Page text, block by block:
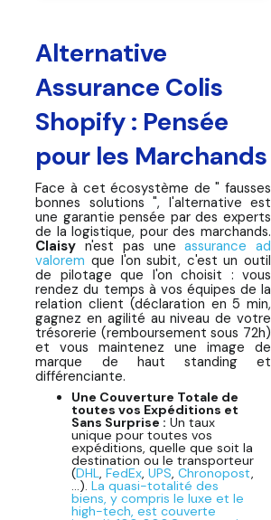
Alternative
Assurance Colis
Shopify : Pensée
pour les Marchands
Face à cet écosystème de " fausses
bonnes solutions ", l'alternative est
une garantie pensée pardes experts
de la logistique, pourdes marchands.
Claisy n'est pas uneassurance ad
valorem que l'on subit, c'est un outil
de pilotage que l'on choisit : vous
rendez du temps à vos équipes de la
relation client (déclaration en 5 min,
gagnez en agilité au niveau de votre
trésorerie (remboursement sous 72h)
et vous maintenez une image de
marque de haut standing et
différenciante.
Une Couverture Totale de
toutes vos Expéditions et
Sans Surprise : Un taux
unique pour toutes vos
expéditions, quelle que soit la
destination ou le transporteur
(DHL, FedEx, UPS, Chronopost,
...). La quasi-totalité des
biens, y compris le luxe et le
high-tech, est couverte